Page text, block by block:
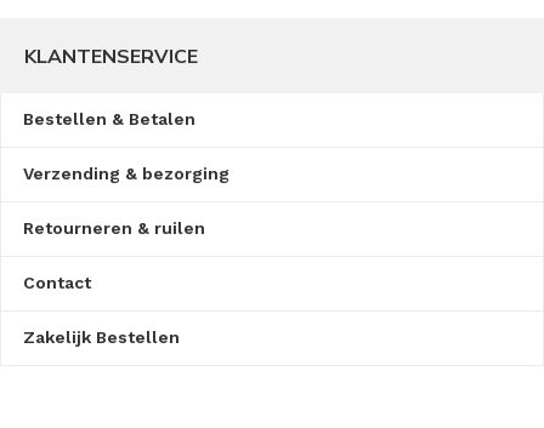
KLANTENSERVICE
Bestellen & Betalen
Verzending & bezorging
Retourneren & ruilen
Contact
Zakelijk Bestellen